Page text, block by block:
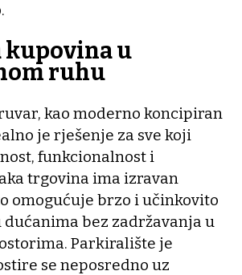
kupovina u
ruhu
kao moderno koncipiran
je rješenje za sve koji
funkcionalnost i
trgovina ima izravan
omogućuje brzo i učinkovito
bez zadržavanja u
Parkiralište je
se neposredno uz